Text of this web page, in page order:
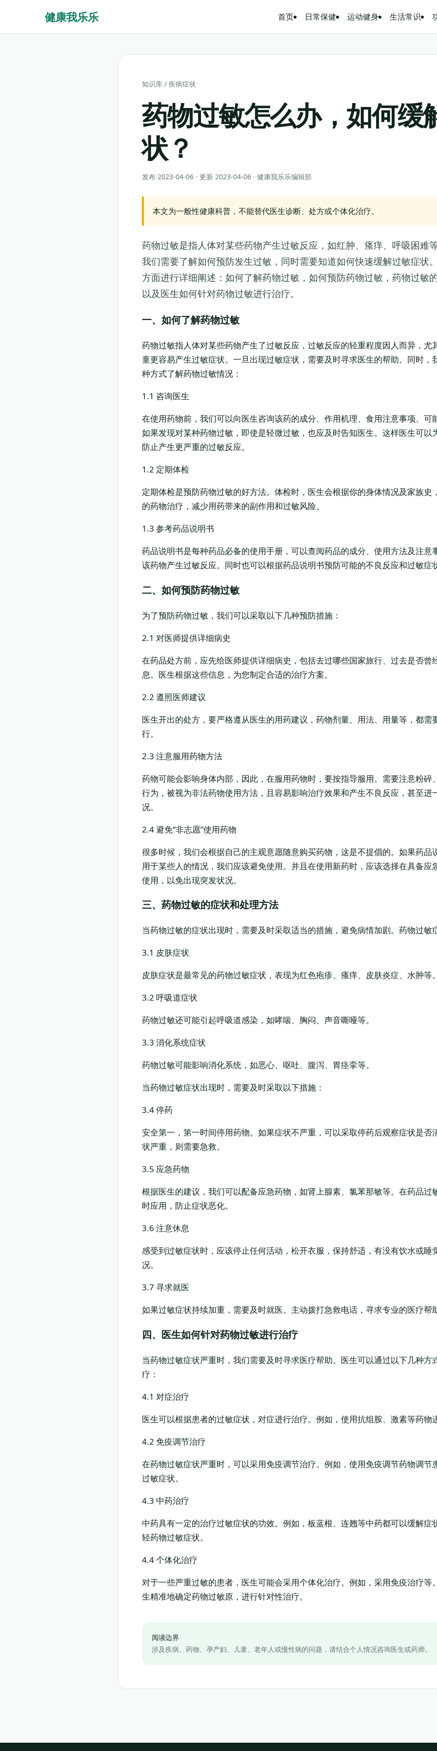
健康我乐乐 首页 日常保健 运动健身 生活常识
知识库 / 疾病症状
药物过敏怎么办，如何缓
状？
发布 2023-04-06 · 更新 2023-04-06 · 健康我乐乐编辑部
本文为一般性健康科普，不能替代医生诊断、处方或个体化治疗。
药物过敏是指人体对某些药物产生过敏反应，如红肿、瘙痒、呼吸困难
我们需要了解如何预防发生过敏，同时需要知道如何快速缓解过敏症状
方面进行详细阐述：如何了解药物过敏，如何预防药物过敏，药物过敏
以及医生如何针对药物过敏进行治疗。
一、如何了解药物过敏
药物过敏指人体对某些药物产生了过敏反应，过敏反应的轻重程度因人而异，尤
童更容易产生过敏症状。一旦出现过敏症状，需要及时寻求医生的帮助。同时，
种方式了解药物过敏情况：
1.1 咨询医生
在使用药物前，我们可以向医生咨询该药的成分、作用机理、食用注意事项、可
如果发现对某种药物过敏，即使是轻微过敏，也应及时告知医生。这样医生可以
防止产生更严重的过敏反应。
1.2 定期体检
定期体检是预防药物过敏的好方法。体检时，医生会根据你的身体情况及家族史
的药物治疗，减少用药带来的副作用和过敏风险。
1.3 参考药品说明书
药品说明书是每种药品必备的使用手册，可以查阅药品的成分、使用方法及注意
该药物产生过敏反应。同时也可以根据药品说明书预防可能的不良反应和过敏症
二、如何预防药物过敏
为了预防药物过敏，我们可以采取以下几种预防措施：
2.1 对医师提供详细病史
在药品处方前，应先给医师提供详细病史，包括去过哪些国家旅行、过去是否曾
息。医生根据这些信息，为您制定合适的治疗方案。
2.2 遵照医师建议
医生开出的处方，要严格遵从医生的用药建议，药物剂量、用法、用量等，都需
行。
2.3 注意服用药物方法
药物可能会影响身体内部，因此，在服用药物时，要按指导服用。需要注意粉碎
行为，被视为非法药物使用方法，且容易影响治疗效果和产生不良反应，甚至进
况。
2.4 避免“非志愿”使用药物
很多时候，我们会根据自己的主观意愿随意购买药物，这是不提倡的。如果药品
用于某些人的情况，我们应该避免使用。并且在使用新药时，应该选择在具备应
使用，以免出现突发状况。
三、药物过敏的症状和处理方法
当药物过敏的症状出现时，需要及时采取适当的措施，避免病情加剧。药物过敏
3.1 皮肤症状
皮肤症状是最常见的药物过敏症状，表现为红色疱疹、瘙痒、皮肤炎症、水肿等。
3.2 呼吸道症状
药物过敏还可能引起呼吸道感染，如哮喘、胸闷、声音嘶哑等。
3.3 消化系统症状
药物过敏可能影响消化系统，如恶心、呕吐、腹泻、胃痉挛等。
当药物过敏症状出现时，需要及时采取以下措施：
3.4 停药
安全第一，第一时间停用药物。如果症状不严重，可以采取停药后观察症状是否
状严重，则需要急救。
3.5 应急药物
根据医生的建议，我们可以配备应急药物，如肾上腺素、氯苯那敏等。在药品过
时应用，防止症状恶化。
3.6 注意休息
感受到过敏症状时，应该停止任何活动，松开衣服，保持舒适，有没有饮水或睡
况。
3.7 寻求就医
如果过敏症状持续加重，需要及时就医。主动拨打急救电话，寻求专业的医疗帮
四、医生如何针对药物过敏进行治疗
当药物过敏症状严重时，我们需要及时寻求医疗帮助。医生可以通过以下几种方
疗：
4.1 对症治疗
医生可以根据患者的过敏症状，对症进行治疗。例如，使用抗组胺、激素等药物
4.2 免疫调节治疗
在药物过敏症状严重时，可以采用免疫调节治疗。例如，使用免疫调节药物调节
过敏症状。
4.3 中药治疗
中药具有一定的治疗过敏症状的功效。例如，板蓝根、连翘等中药都可以缓解症
轻药物过敏症状。
4.4 个体化治疗
对于一些严重过敏的患者，医生可能会采用个体化治疗。例如，采用免疫治疗等
生精准地确定药物过敏原，进行针对性治疗。
阅读边界
涉及疾病、药物、孕产妇、儿童、老年人或慢性病的问题，请结合个人情况咨询医生或药师。